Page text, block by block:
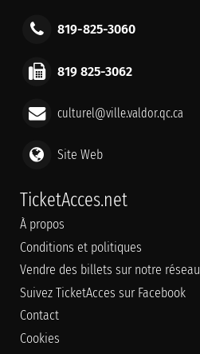
819-825-3060
819 825-3062
culturel@ville.valdor.qc.ca
Site Web
TicketAcces.net
À propos
Conditions et politiques
Vendre des billets sur notre réseau
Suivez TicketAcces sur Facebook
Contact
Cookies